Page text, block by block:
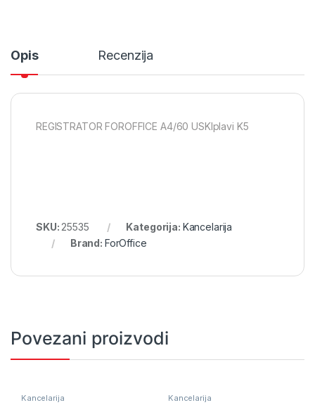
Opis Recenzija
REGISTRATOR FOROFFICE A4/60 USKIplavi K5
SKU: 25535 Kategorija: Kancelarija
Brand: ForOffice
Povezani proizvodi
Kancelarija Kancelarija